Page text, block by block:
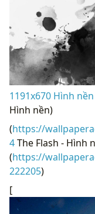
1191x670 Hình nền
Hình nền)
(https://
4The Flash - Hình
(https://
222205)
[